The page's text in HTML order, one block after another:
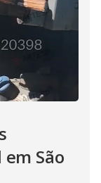
São